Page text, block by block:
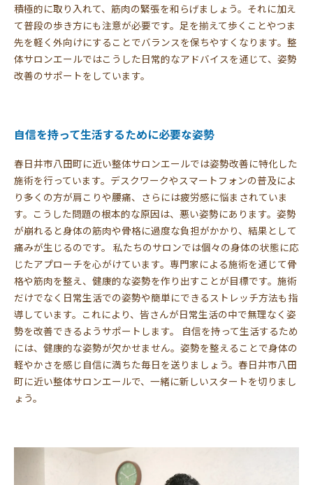
積極的に取り入れて、筋肉の緊張を和らげましょう。それに加え
て普段の歩き方にも注意が必要です。足を揃えて歩くことやつま
先を軽く外向けにすることでバランスを保ちやすくなります。整
体サロンエールではこうした日常的なアドバイスを通じて、姿勢
改善のサポートをしています。
自信を持って生活するために必要な姿勢
春日井市八田町に近い整体サロンエールでは姿勢改善に特化した
施術を行っています。デスクワークやスマートフォンの普及によ
り多くの方が肩こりや腰痛、さらには疲労感に悩まされていま
す。こうした問題の根本的な原因は、悪い姿勢にあります。姿勢
が崩れると身体の筋肉や骨格に過度な負担がかかり、結果として
痛みが生じるのです。 私たちのサロンでは個々の身体の状態に応
じたアプローチを心がけています。専門家による施術を通じて骨
格や筋肉を整え、健康的な姿勢を作り出すことが目標です。施術
だけでなく日常生活での姿勢や簡単にできるストレッチ方法も指
導しています。これにより、皆さんが日常生活の中で無理なく姿
勢を改善できるようサポートします。 自信を持って生活するため
には、健康的な姿勢が欠かせません。姿勢を整えることで身体の
軽やかさを感じ自信に満ちた毎日を送りましょう。春日井市八田
町に近い整体サロンエールで、一緒に新しいスタートを切りまし
ょう。